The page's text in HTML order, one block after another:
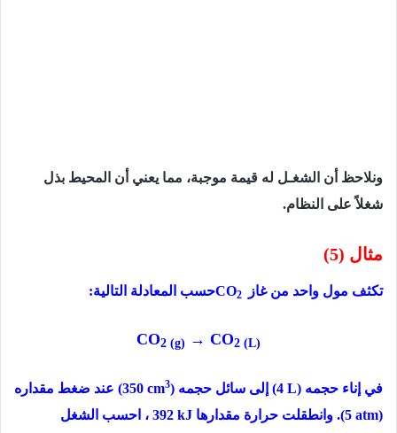
ونلاحظ أن الشغـل له قیمة موجبة، مما یعني أن المحیط بذل
شغلاً على النظام.
مثال (5)
تكثف مول واحد من غاز CO2 حسب المعادلة التالية:
CO2 (g) → CO2 (L)
في إناء حجمه (4 L) إلى سائل حجمه (350 cm3)
عند ضغط مقداره
(5 atm). وانطقلت حرارة مقدارها 392 kJ ، احسب الشغل